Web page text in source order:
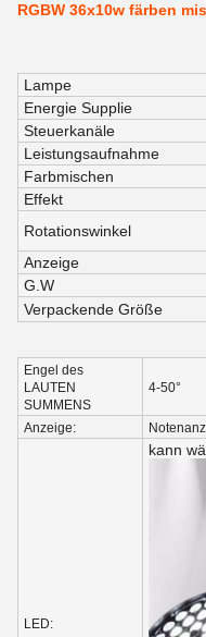
RGBW 36x10w färben
Lampe
Energie Supplie
Steuerkanäle
Leistungsaufnahme
Farbmischen
Effekt
Rotationswinkel
Anzeige
G.W
Verpackende Größe
Engel des
LAUTEN
SUMMENS
4-50°
Anzeige:
LED:
kann